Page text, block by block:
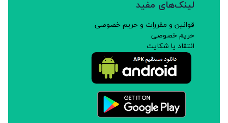
این مجموعه پژوهشی از کود و سموم شیمیایی درمزارع خود
استفاده نمی کند و نسبت به عرضه گیاهان و محصولات
سالم متعهد است.
نحوه استفاده:
مقدار مصرف: 1 تا 3 گرم به صورت دم کرده و به عنوان ادویه
مورد استفاده است.
لینک‌های مفید
قوانین و مقررات و حریم خصوصی
حریم خصوصی
انتقاد یا شکایت